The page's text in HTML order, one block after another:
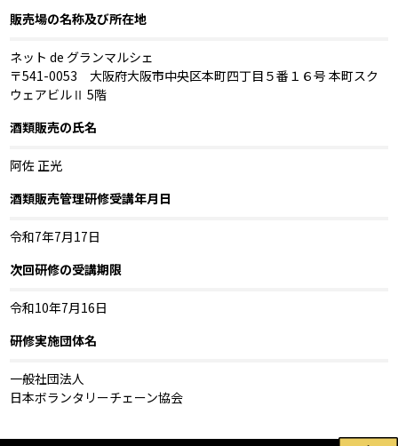
販売場の名称及び所在地
ネット de グランマルシェ
〒541-0053 大阪府大阪市中央区本町四丁目５番１６号 本町スク
ウェアビルⅡ 5階
酒類販売の氏名
阿佐 正光
酒類販売管理研修受講年月日
令和7年7月17日
次回研修の受講期限
令和10年7月16日
研修実施団体名
一般社団法人
日本ボランタリーチェーン協会